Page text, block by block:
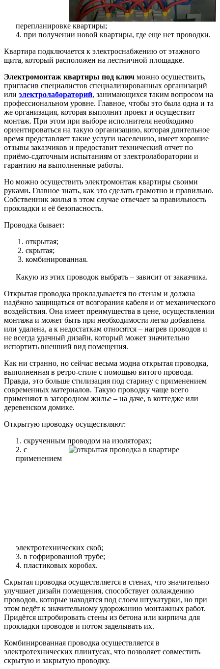
перепланировке квартиры;
4. при получении новой квартиры, где еще нет проводки.
Квартира подключается к электроснабжению от этажного
щита, который расположен на лестничной площадке.
Электромонтаж квартиры под ключ можно осуществить,
пригласив специалистов специализированных организаций
или электролабораторий, занимающихся таким вопросом на
профессиональном уровне. Главное, чтобы это была одна и та
же организация, которая выполнит проект и осуществит
монтаж. При этом при выборе исполнителя необходимо
ориентироваться на такую организацию, которая длительное
время представляет такие услуги населению, имеет хорошие
отзывы заказчиков и предоставит технический отчет по
приёмо-сдаточным испытаниям от электролаборатории и
гарантию на выполненные работы.
Но можно осуществить электромонтаж квартиры своими
руками. Главное знать, как это сделать грамотно и правильно.
Собственник жилья в этом случае отвечает за правильность
прокладки и её безопасность.
Проводка бывает:
1. открытая;
2. скрытая;
3. комбинированная.
Какую из этих проводок выбрать – зависит от заказчика.
Открытая проводка прокладывается по стенам и должна
надёжно защищаться от возгорания кабеля и от механического
воздействия. Она имеет преимущества в цене, осуществлении
монтажа и может быть при необходимости легко добавлена
или удалена, а к недостаткам относятся – нагрев проводов и
не всегда удачный дизайн, который может значительно
испортить внешний вид помещения.
Как ни странно, но сейчас весьма модна открытая проводка,
выполненная в ретро-стиле с помощью витого провода.
Правда, это больше стилизация под старину с применением
современных материалов. Такую проводку чаще всего
применяют в загородном жилье – на даче, в коттедже или
деревенском домике.
Открытую проводку осуществляют:
1. скрученным проводом на изоляторах;
2. с
применением
электротехнических скоб;
3. в гофрированной трубе;
4. пластиковых коробах.
Скрытая проводка осуществляется в стенах, что значительно
улучшает дизайн помещения, способствует охлаждению
проводов, которые находятся под слоем штукатурки, но при
этом ведёт к значительному удорожанию монтажных работ.
Придётся штробировать стены из бетона или кирпича для
прокладки проводов и потом заделывать их.
Комбинированная проводка осуществляется в
электротехнических плинтусах, что позволяет совместить
скрытую и закрытую проводку.